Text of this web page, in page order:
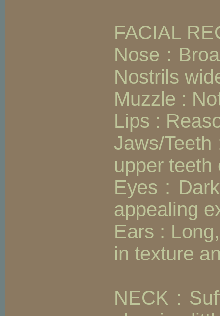
FACIAL
Nose :
Nostrils
Muzzle :
Lips :
Jaws/
upper teeth
Eyes :
appealing
Ears :
in texture
NECK :